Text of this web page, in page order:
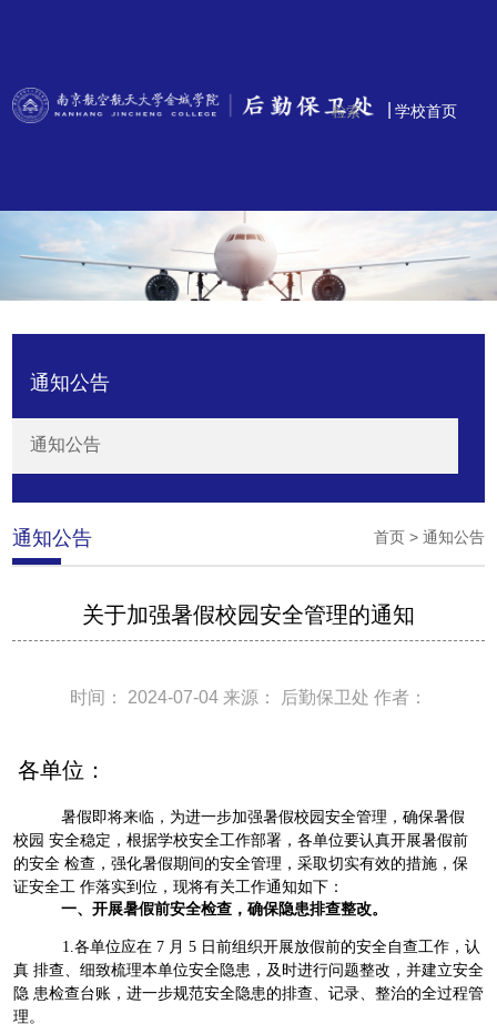
学校首页
通知公告
通知公告
通知公告 首页> 通知公告
关于加强暑假校园安全管理的通知
时间： 2024-07-04 来源： 后勤保卫处 作者：
各单位：
暑假即将来临，为进一步加强暑假校园安全管理，确保暑假
校园 安全稳定，根据学校安全工作部署，各单位要认真开展暑假前
的安全 检查，强化暑假期间的安全管理，采取切实有效的措施，保
证安全工 作落实到位，现将有关工作通知如下：
一、开展暑假前安全检查，确保隐患排查整改。
1.各单位应在 7 月5 日前组织开展放假前的安全自查工作，认
真 排查、细致梳理本单位安全隐患，及时进行问题整改，并建立安全
隐 患检查台账，进一步规范安全隐患的排查、记录、整治的全过程管
理。